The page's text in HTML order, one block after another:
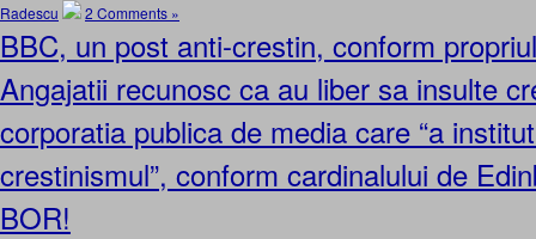
Radescu
2 Comments »
BBC, un post anti-crestin, conform
Angajatii recunosc ca au liber sa insulte
corporatia publica de media care “a
crestinismul”, conform cardinalului de
BOR!